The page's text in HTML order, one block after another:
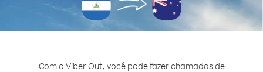
Com o Viber Out, você pode fazer chamadas de